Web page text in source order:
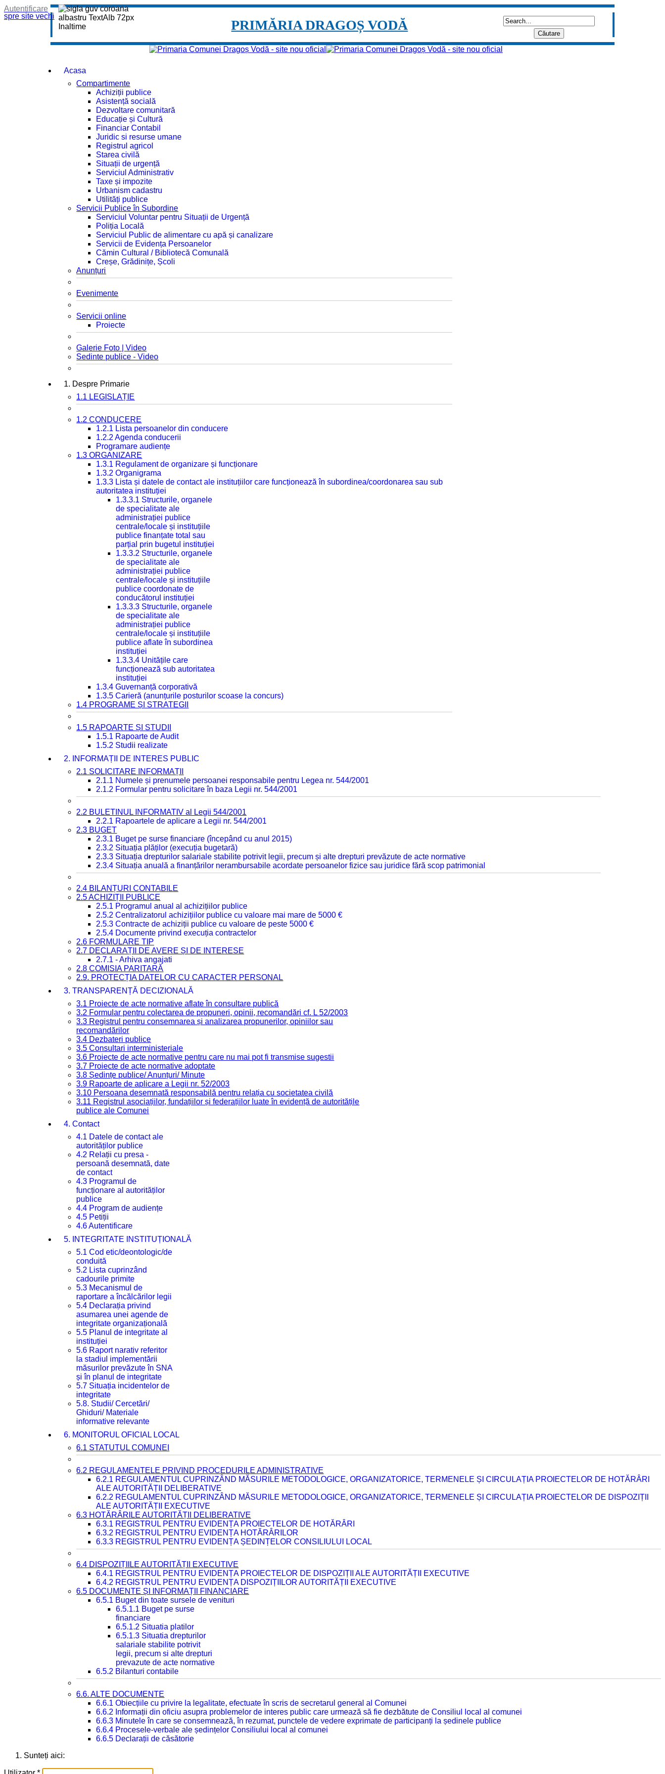
spre site vechi
Autentificare
PRIMĂRIA DRAGOȘ VODĂ
Acasa
Compartimente
Achiziții publice
Asistență socială
Dezvoltare comunitară
Educație și Cultură
Financiar Contabil
Juridic si resurse umane
Registrul agricol
Starea civilă
Situații de urgență
Serviciul Administrativ
Taxe și impozite
Urbanism cadastru
Utilități publice
Servicii Publice în Subordine
Serviciul Voluntar pentru Situații de Urgență
Poliția Locală
Serviciul Public de alimentare cu apă și canalizare
Servicii de Evidența Persoanelor
Cămin Cultural / Bibliotecă Comunală
Creșe, Grădinițe, Școli
Anunțuri
Evenimente
Servicii online
Proiecte
Galerie Foto | Video
Sedinte publice - Video
1. Despre Primarie
1.1 LEGISLAȚIE
1.2 CONDUCERE
1.2.1 Lista persoanelor din conducere
1.2.2 Agenda conducerii
Programare audiențe
1.3 ORGANIZARE
1.3.1 Regulament de organizare și funcționare
1.3.2 Organigrama
1.3.3 Lista și datele de contact ale instituțiilor care funcționează în subordinea/coordonarea sau sub
autoritatea instituției
1.3.3.1 Structurile, organele
de specialitate ale
administrației publice
centrale/locale și instituțiile
publice finanțate total sau
parțial prin bugetul instituției
1.3.3.2 Structurile, organele
de specialitate ale
administrației publice
centrale/locale și instituțiile
publice coordonate de
conducătorul instituției
1.3.3.3 Structurile, organele
de specialitate ale
administrației publice
centrale/locale și instituțiile
publice aflate în subordinea
instituției
1.3.3.4 Unitățile care
funcționează sub autoritatea
instituției
1.3.4 Guvernanță corporativă
1.3.5 Carieră (anunțurile posturilor scoase la concurs)
1.4 PROGRAME ȘI STRATEGII
1.5 RAPOARTE ȘI STUDII
1.5.1 Rapoarte de Audit
1.5.2 Studii realizate
2. INFORMAȚII DE INTERES PUBLIC
2.1 SOLICITARE INFORMAȚII
2.1.1 Numele și prenumele persoanei responsabile pentru Legea nr. 544/2001
2.1.2 Formular pentru solicitare în baza Legii nr. 544/2001
2.2 BULETINUL INFORMATIV al Legii 544/2001
2.2.1 Rapoartele de aplicare a Legii nr. 544/2001
2.3 BUGET
2.3.1 Buget pe surse financiare (începând cu anul 2015)
2.3.2 Situația plăților (execuția bugetară)
2.3.3 Situația drepturilor salariale stabilite potrivit legii, precum și alte drepturi prevăzute de acte normative
2.3.4 Situația anuală a finanțărilor nerambursabile acordate persoanelor fizice sau juridice fără scop patrimonial
2.4 BILANȚURI CONTABILE
2.5 ACHIZIȚII PUBLICE
2.5.1 Programul anual al achizițiilor publice
2.5.2 Centralizatorul achizițiilor publice cu valoare mai mare de 5000 €
2.5.3 Contracte de achiziții publice cu valoare de peste 5000 €
2.5.4 Documente privind execuția contractelor
2.6 FORMULARE TIP
2.7 DECLARAȚII DE AVERE ȘI DE INTERESE
2.7.1 - Arhiva angajati
2.8 COMISIA PARITARĂ
2.9. PROTECȚIA DATELOR CU CARACTER PERSONAL
3. TRANSPARENȚĂ DECIZIONALĂ
3.1 Proiecte de acte normative aflate în consultare publică
3.2 Formular pentru colectarea de propuneri, opinii, recomandări cf. L 52/2003
3.3 Registrul pentru consemnarea și analizarea propunerilor, opiniilor sau
recomandărilor
3.4 Dezbateri publice
3.5 Consultari interministeriale
3.6 Proiecte de acte normative pentru care nu mai pot fi transmise sugestii
3.7 Proiecte de acte normative adoptate
3.8 Ședințe publice/ Anunțuri/ Minute
3.9 Rapoarte de aplicare a Legii nr. 52/2003
3.10 Persoana desemnată responsabilă pentru relația cu societatea civilă
3.11 Registrul asociațiilor, fundațiilor și federațiilor luate în evidență de autoritățile
publice ale Comunei
4. Contact
4.1 Datele de contact ale
autorităților publice
4.2 Relații cu presa -
persoană desemnată, date
de contact
4.3 Programul de
funcționare al autorităților
publice
4.4 Program de audiențe
4.5 Petiții
4.6 Autentificare
5. INTEGRITATE INSTITUȚIONALĂ
5.1 Cod etic/deontologic/de
conduită
5.2 Lista cuprinzând
cadourile primite
5.3 Mecanismul de
raportare a încălcărilor legii
5.4 Declarația privind
asumarea unei agende de
integritate organizațională
5.5 Planul de integritate al
instituției
5.6 Raport narativ referitor
la stadiul implementării
măsurilor prevăzute în SNA
și în planul de integritate
5.7 Situația incidentelor de
integritate
5.8. Studii/ Cercetări/
Ghiduri/ Materiale
informative relevante
6. MONITORUL OFICIAL LOCAL
6.1 STATUTUL COMUNEI
6.2 REGULAMENTELE PRIVIND PROCEDURILE ADMINISTRATIVE
6.2.1 REGULAMENTUL CUPRINZÂND MĂSURILE METODOLOGICE, ORGANIZATORICE, TERMENELE ȘI CIRCULAȚIA PROIECTELOR DE HOTĂRÂRI
ALE AUTORITĂȚII DELIBERATIVE
6.2.2 REGULAMENTUL CUPRINZÂND MĂSURILE METODOLOGICE, ORGANIZATORICE, TERMENELE ȘI CIRCULAȚIA PROIECTELOR DE DISPOZIȚII
ALE AUTORITĂȚII EXECUTIVE
6.3 HOTĂRÂRILE AUTORITĂȚII DELIBERATIVE
6.3.1 REGISTRUL PENTRU EVIDENȚA PROIECTELOR DE HOTĂRÂRI
6.3.2 REGISTRUL PENTRU EVIDENȚA HOTĂRÂRILOR
6.3.3 REGISTRUL PENTRU EVIDENȚA ȘEDINȚELOR CONSILIULUI LOCAL
6.4 DISPOZIȚIILE AUTORITĂȚII EXECUTIVE
6.4.1 REGISTRUL PENTRU EVIDENȚA PROIECTELOR DE DISPOZIȚII ALE AUTORITĂȚII EXECUTIVE
6.4.2 REGISTRUL PENTRU EVIDENȚA DISPOZIȚIILOR AUTORITĂȚII EXECUTIVE
6.5 DOCUMENTE ȘI INFORMAȚII FINANCIARE
6.5.1 Buget din toate sursele de venituri
6.5.1.1 Buget pe surse
financiare
6.5.1.2 Situatia platilor
6.5.1.3 Situatia drepturilor
salariale stabilite potrivit
legii, precum si alte drepturi
prevazute de acte normative
6.5.2 Bilanturi contabile
6.6. ALTE DOCUMENTE
6.6.1 Obiecțiile cu privire la legalitate, efectuate în scris de secretarul general al Comunei
6.6.2 Informații din oficiu asupra problemelor de interes public care urmează să fie dezbătute de Consiliul local al comunei
6.6.3 Minutele în care se consemnează, în rezumat, punctele de vedere exprimate de participanți la ședinele publice
6.6.4 Procesele-verbale ale ședințelor Consiliului local al comunei
6.6.5 Declarații de căsătorie
Sunteți aici: